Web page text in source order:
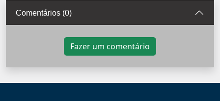
Comentários (0)
Fazer um comentário